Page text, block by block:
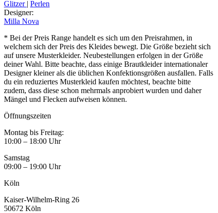
Glitzer | Perlen
Designer:
Milla Nova
* Bei der Preis Range handelt es sich um den Preisrahmen, in
welchem sich der Preis des Kleides bewegt. Die Größe bezieht sich
auf unsere Musterkleider. Neubestellungen erfolgen in der Größe
deiner Wahl. Bitte beachte, dass einige Brautkleider internationaler
Designer kleiner als die üblichen Konfektionsgrößen ausfallen. Falls
du ein reduziertes Musterkleid kaufen möchtest, beachte bitte
zudem, dass diese schon mehrmals anprobiert wurden und daher
Mängel und Flecken aufweisen können.
Öffnungszeiten
Montag bis Freitag:
10:00 – 18:00 Uhr
Samstag
09:00 – 19:00 Uhr
Köln
Kaiser-Wilhelm-Ring 26
50672 Köln